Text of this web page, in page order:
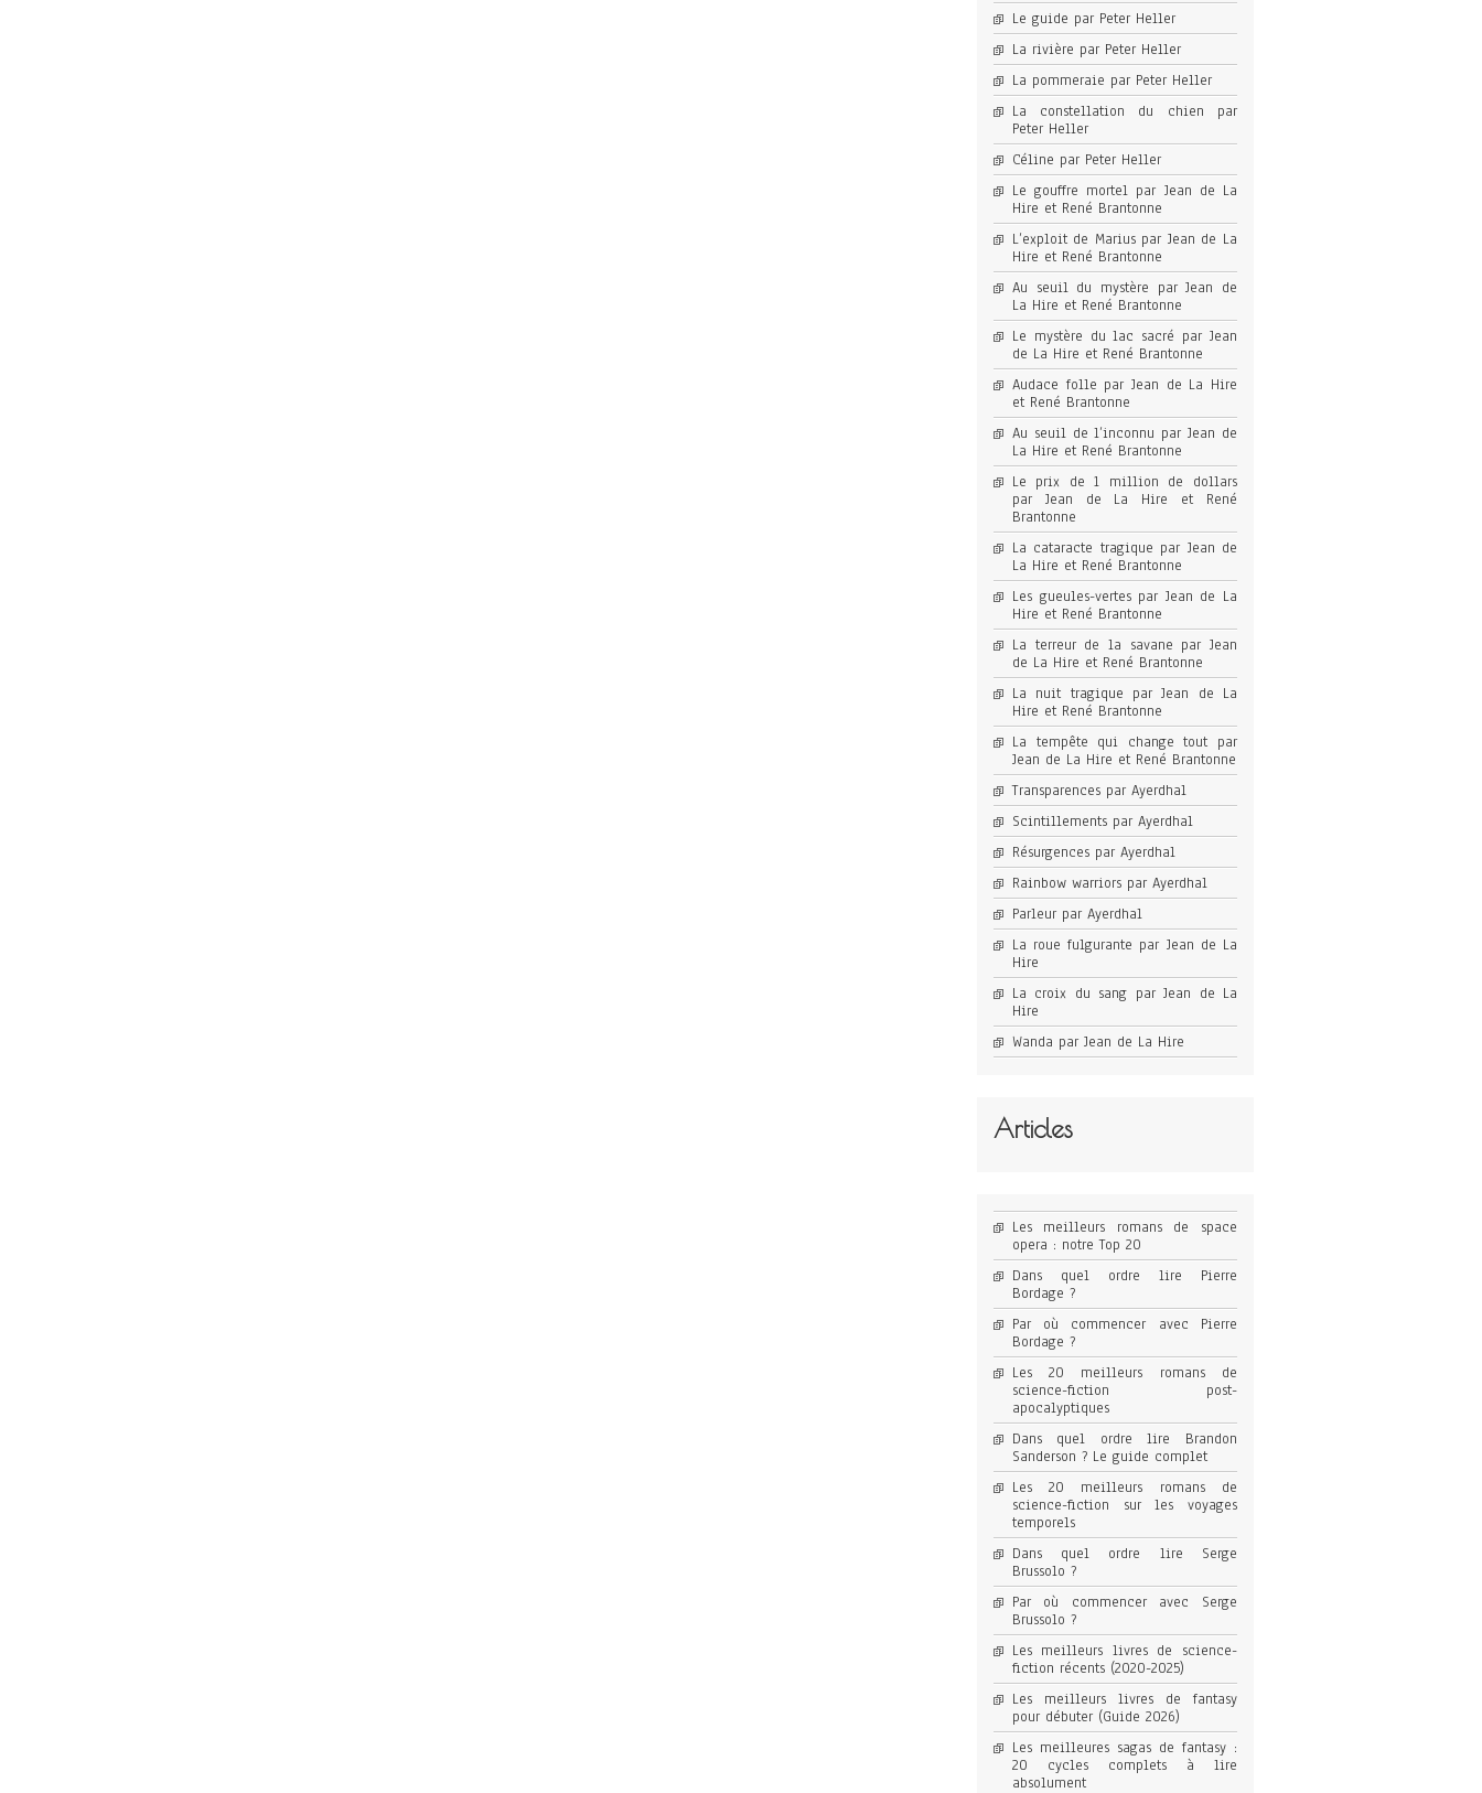
Le guide par Peter Heller
La rivière par Peter Heller
La pommeraie par Peter Heller
La constellation du chien par
Peter Heller
Céline par Peter Heller
Le gouffre mortel par Jean de La
Hire et René Brantonne
L’exploit de Marius par Jean de La
Hire et René Brantonne
Au seuil du mystère par Jean de
La Hire et René Brantonne
Le mystère du lac sacré par Jean
de La Hire et René Brantonne
Audace folle par Jean de La Hire
et René Brantonne
Au seuil de l’inconnu par Jean de
La Hire et René Brantonne
Le prix de 1 million de dollars
par Jean de La Hire et René
Brantonne
La cataracte tragique par Jean de
La Hire et René Brantonne
Les gueules-vertes par Jean de La
Hire et René Brantonne
La terreur de la savane par Jean
de La Hire et René Brantonne
La nuit tragique par Jean de La
Hire et René Brantonne
La tempête qui change tout par
Jean de La Hire et René Brantonne
Transparences par Ayerdhal
Scintillements par Ayerdhal
Résurgences par Ayerdhal
Rainbow warriors par Ayerdhal
Parleur par Ayerdhal
La roue fulgurante par Jean de La
Hire
La croix du sang par Jean de La
Hire
Wanda par Jean de La Hire
Articles
Les meilleurs romans de space
opera : notre Top 20
Dans quel ordre lire Pierre
Bordage ?
Par où commencer avec Pierre
Bordage ?
Les 20 meilleurs romans de
science-fiction post-
apocalyptiques
Dans quel ordre lire Brandon
Sanderson ? Le guide complet
Les 20 meilleurs romans de
science-fiction sur les voyages
temporels
Dans quel ordre lire Serge
Brussolo ?
Par où commencer avec Serge
Brussolo ?
Les meilleurs livres de science-
fiction récents (2020-2025)
Les meilleurs livres de fantasy
pour débuter (Guide 2026)
Les meilleures sagas de fantasy :
20 cycles complets à lire
absolument